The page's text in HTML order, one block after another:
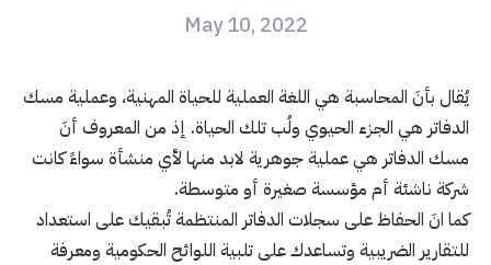
May 10, 2022
يُقال بأنَ المحاسبة هي اللغة العملية للحياة المهنية، وعملية مسك
الدفاتر هي الجزء الحيوي ولُب تلك الحياة. إذ من المعروف أنَ
مسك الدفاتر هي عملية جوهرية لابد منها لأي منشأة سواءً كانت
شركة ناشئة أم مؤسسة صغيرة أو متوسطة.
كما انَ الحفاظ على سجلات الدفاتر المنتظمة تُبقيك على استعداد
للتقارير الضريبية وتساعدك على تلبية اللوائح الحكومية ومعرفة